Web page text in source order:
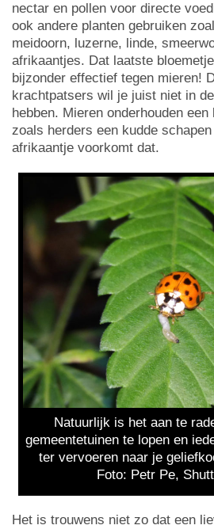
nectar en pollen voor directe
ook andere planten gebruiken
meidoorn, luzerne, linde,
afrikaantjes. Dat laatste
bijzonder effectief tegen mieren!
krachtpatsers wil je juist niet in
hebben. Mieren onderhouden
zoals herders een kudde
afrikaantje voorkomt dat.
Natuurlijk is het aan te
gemeentetuinen te lopen en
ter vervoeren naar je
Foto: Petr Pe,
Het is trouwens niet zo dat een